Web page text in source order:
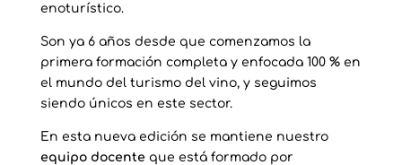
enoturístico.
Son ya 6 años desde que comenzamos la
primera formación completa y enfocada 100 % en
el mundo del turismo del vino, y seguimos
siendo únicos en este sector.
En esta nueva edición se mantiene nuestro
equipo docente que está formado por